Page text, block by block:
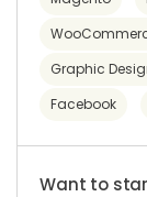
Graphic
Facebook
Want to